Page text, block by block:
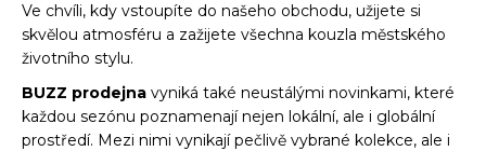
Ve chvíli, kdy vstoupíte do našeho obchodu, užijete si
skvělou atmosféru a zažijete všechna kouzla městského
životního stylu.
BUZZ prodejna vyniká také neustálými novinkami, které
každou sezónu poznamenají nejen lokální, ale i globální
prostředí. Mezi nimi vynikají pečlivě vybrané kolekce, ale i